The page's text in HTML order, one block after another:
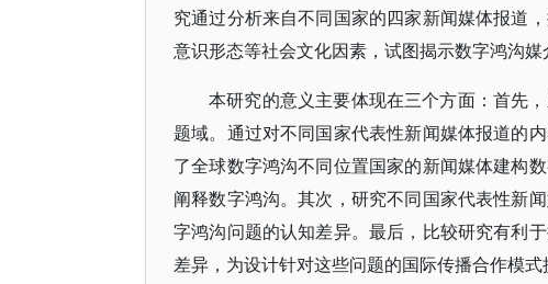
究通过分析来自不同国家的四家新闻媒体报道
意识形态等社会文化因素，试图揭示数字鸿沟媒
本研究的意义主要体现在三个方面：首先
题域。通过对不同国家代表性新闻媒体报道的
了全球数字鸿沟不同位置国家的新闻媒体建构
阐释数字鸿沟。其次，研究不同国家代表性新
字鸿沟问题的认知差异。最后，比较研究有利
差异，为设计针对这些问题的国际传播合作模式